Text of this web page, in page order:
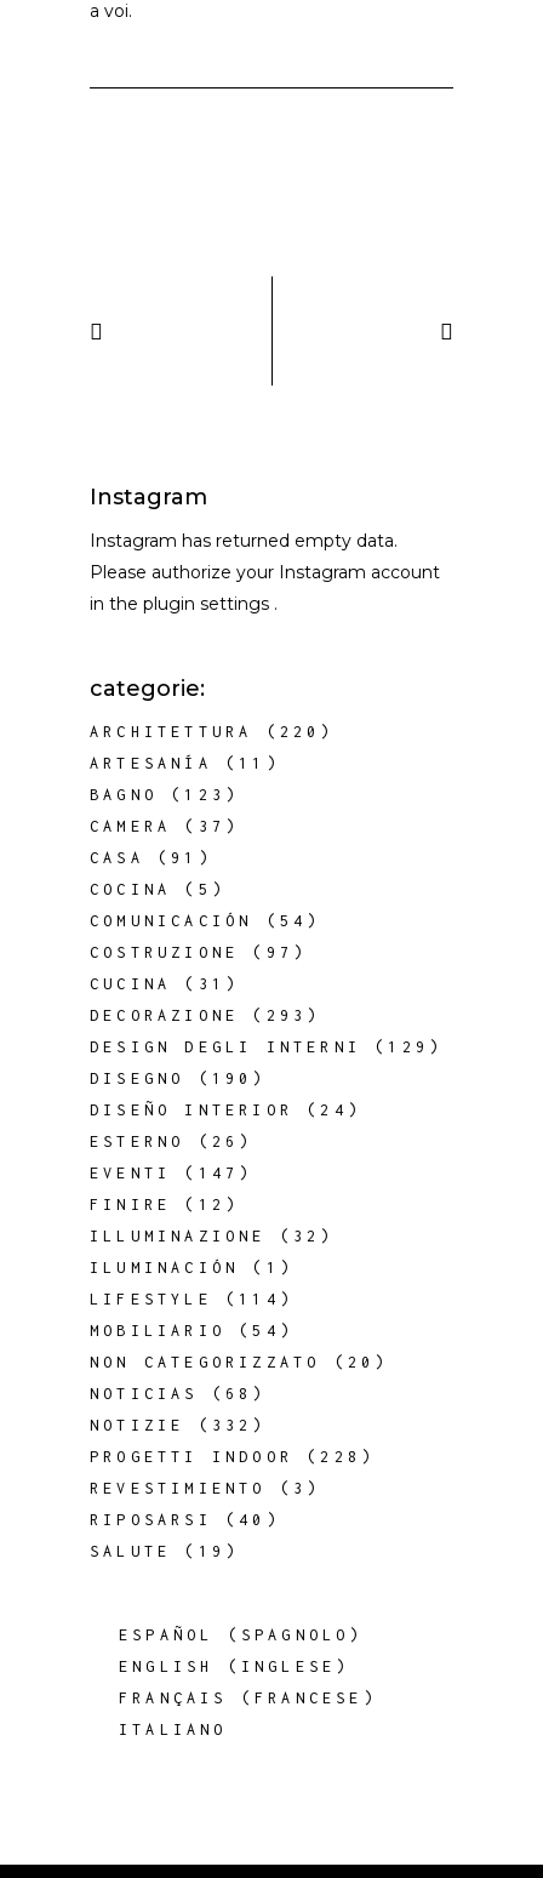
a voi.
Instagram
Instagram has returned empty data.
Please authorize your Instagram account
in the plugin settings .
categorie:
ARCHITETTURA
(220)
ARTESANÍA
(11)
BAGNO
(123)
CAMERA
(37)
CASA
(91)
COCINA
(5)
COMUNICACIÓN
(54)
COSTRUZIONE
(97)
CUCINA
(31)
DECORAZIONE
(293)
DESIGN DEGLI INTERNI
(129)
DISEGNO
(190)
DISEÑO INTERIOR
(24)
ESTERNO
(26)
EVENTI
(147)
FINIRE
(12)
ILLUMINAZIONE
(32)
ILUMINACIÓN
(1)
LIFESTYLE
(114)
MOBILIARIO
(54)
NON CATEGORIZZATO
(20)
NOTICIAS
(68)
NOTIZIE
(332)
PROGETTI INDOOR
(228)
REVESTIMIENTO
(3)
RIPOSARSI
(40)
SALUTE
(19)
ESPAÑOL ( SPAGNOLO )
ENGLISH
( INGLESE )
FRANÇAIS
(FRANCESE )
ITALIANO